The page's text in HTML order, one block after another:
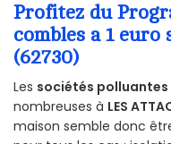
Profitez du
combles a 1 euro
(62730)
Les sociétés polluantes
nombreuses à LES
maison semble donc